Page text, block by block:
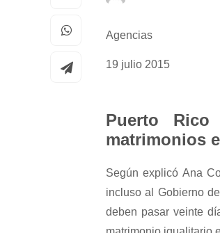
Agencias
19 julio 2015
Puerto
matrimonios
Según explicó Ana
incluso al Gobierno
deben pasar veinte